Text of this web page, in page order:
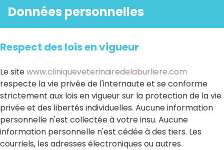
Données personnelles
Respect des lois en vigueur
Le sitewww.cliniqueveterinairedelaburliere.com
respecte la vie privée de l'internaute et se conforme
strictement aux lois en vigueur sur la protection de la vie
privée et des libertés individuelles. Aucune information
personnelle n'est collectée à votre insu. Aucune
information personnelle n'est cédée à des tiers. Les
courriels, les adresses électroniques ou autres